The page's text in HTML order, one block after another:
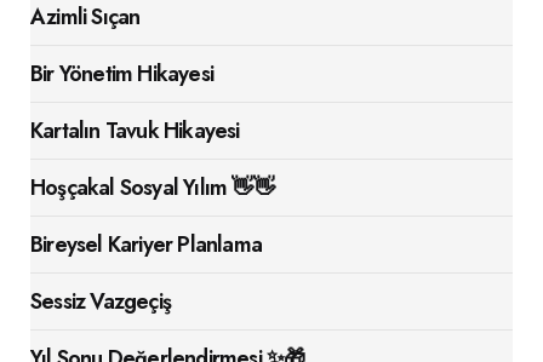
Azimli Sıçan
Bir Yönetim Hikayesi
Kartalın Tavuk Hikayesi
Hoşçakal Sosyal Yılım 👋👋
Bireysel Kariyer Planlama
Sessiz Vazgeçiş